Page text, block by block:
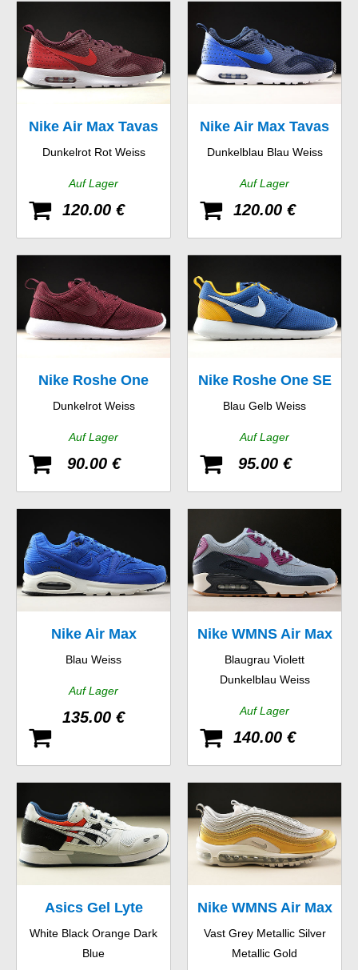
Nike Air Max Tavas
Dunkelrot Rot Weiss
Auf Lager
120.00 €
Nike Air Max Tavas
Dunkelblau Blau Weiss
Auf Lager
120.00 €
Nike Roshe One
Dunkelrot Weiss
Auf Lager
90.00 €
Nike Roshe One SE
Blau Gelb Weiss
Auf Lager
95.00 €
Nike Air Max
Command Premium
Blau Weiss
Auf Lager
135.00 €
Nike WMNS Air Max
90 Essential
Blaugrau Violett
Dunkelblau Weiss
Auf Lager
140.00 €
Asics Gel Lyte
White Black Orange Dark
Blue
Nike WMNS Air Max
97 SE
Vast Grey Metallic Silver
Metallic Gold